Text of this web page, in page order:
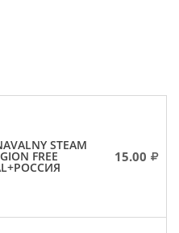
STEAM
FREE 15.00